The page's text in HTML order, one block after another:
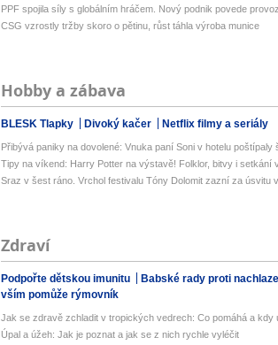
PPF spojila síly s globálním hráčem. Nový podnik povede
CSG vzrostly tržby skoro o pětinu, růst táhla výroba munice
Hobby a zábava
BLESK Tlapky Divoký kačer Netflix filmy a seriály
Přibývá paniky na dovolené: Vnuka paní Soni v hotelu poštípaly
Tipy na víkend: Harry Potter na výstavě! Folklor, bitvy i setkání
Sraz v šest ráno. Vrchol festivalu Tóny Dolomit zazní za úsvitu
Zdraví
Podpořte dětskou imunitu
Babské rady proti
vším pomůže rýmovník
Jak se zdravě zchladit v tropických vedrech: Co pomáhá a kdy
Úpal a úžeh: Jak je poznat a jak se z nich rychle vyléčit